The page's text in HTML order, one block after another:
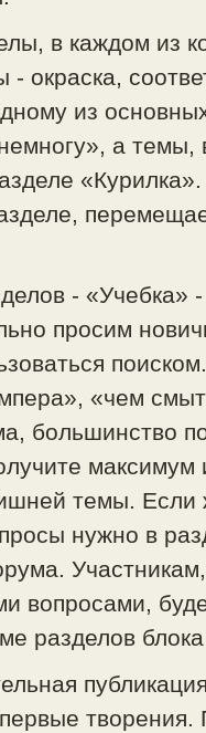
в каждом из
окраска,
из
а
-
просим
«чем
большинство
темы. Если
нужно в
вопросами,
разделов